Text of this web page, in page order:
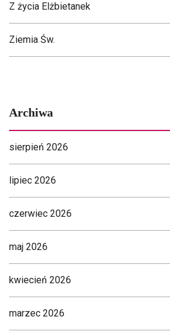
Z życia Elżbietanek
Ziemia Św.
Archiwa
sierpień 2026
lipiec 2026
czerwiec 2026
maj 2026
kwiecień 2026
marzec 2026